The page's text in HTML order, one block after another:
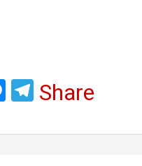
M
se
T
e
Share